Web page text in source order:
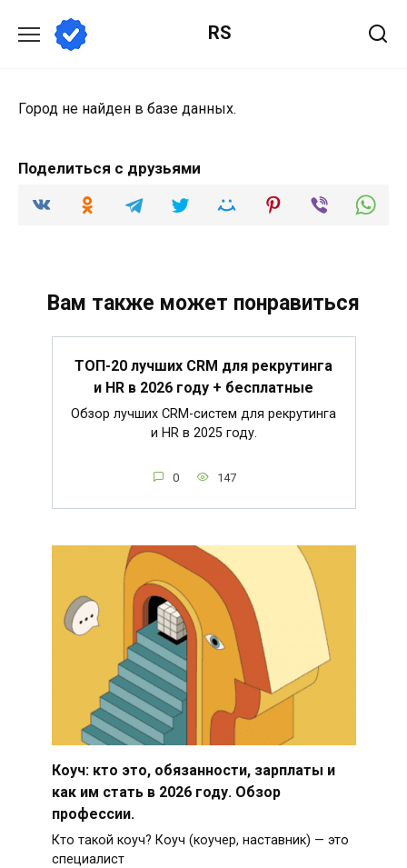
содержанию
RS
Город не найден в базе данных.
Поделиться с друзьями
Вам также может понравиться
ТОП-20 лучших CRM для рекрутинга
и HR в 2026 году + бесплатные
Обзор лучших CRM-систем для рекрутинга
и HR в 2025 году.
0 147
Коуч: кто это, обязанности, зарплаты и
как им стать в 2026 году. Обзор
профессии.
Кто такой коуч? Коуч (коучер, наставник) — это
специалист